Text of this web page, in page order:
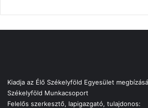
Kiadja az Élő Székelyföld Egyesület
Székelyföld Munkacsoport
Felelős szerkesztő, lapigazgató, tulajdonos: